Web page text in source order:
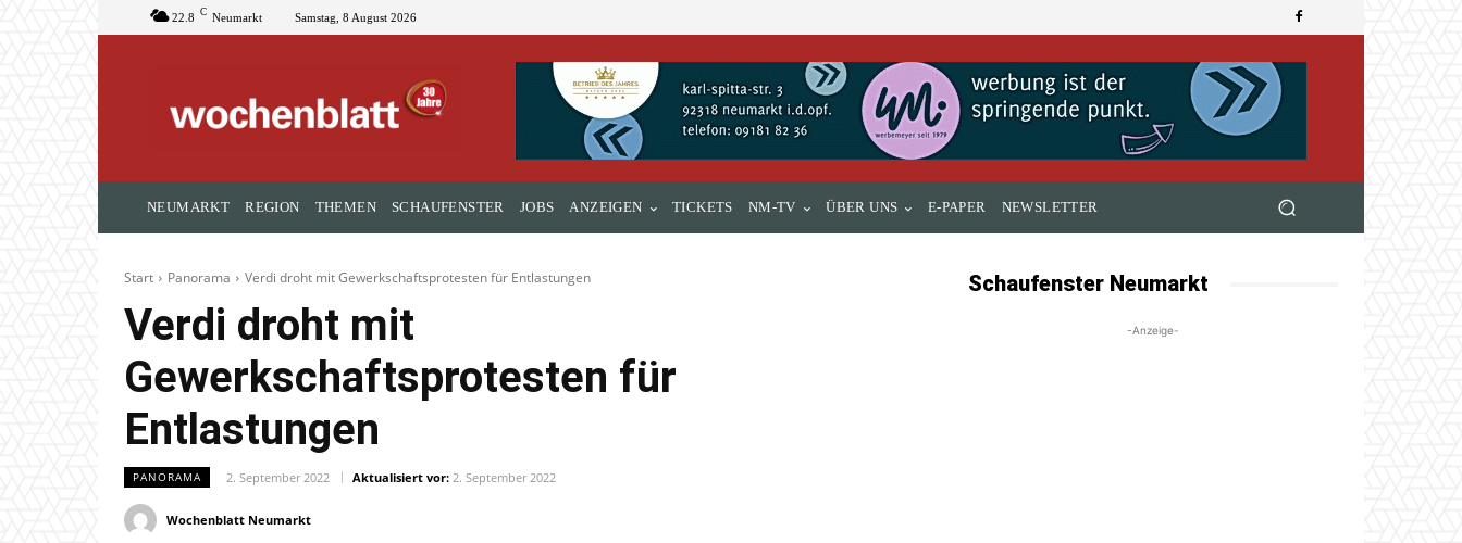
22.8 C Neumarkt Samstag, 8 August 2026
NEUMARKT REGION THEMEN SCHAUFENSTER JOBS ANZEIGEN TICKETS NM-TV ÜBER UNS E-PAPER NEWSLETTER
Start Panorama Verdi droht mit Gewerkschaftsprotesten für Entlastungen
Verdi droht mit
Gewerkschaftsprotesten für
Entlastungen
PANORAMA 2. September 2022 Aktualisiert vor: 2. September 2022
Wochenblatt Neumarkt
Schaufenster Neumarkt
-Anzeige-